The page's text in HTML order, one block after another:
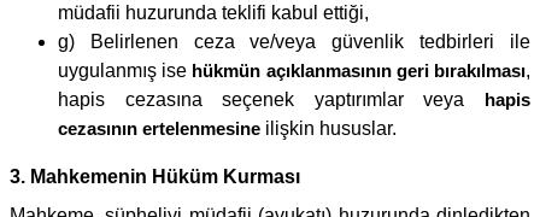
müdafii huzurunda teklifi kabul ettiği,
g) Belirlenen ceza ve/veya güvenlik tedbirleri ile
uygulanmış ise hükmün açıklanmasının geri bırakılması,
hapis cezasına seçenek yaptırımlar veya hapis
cezasının ertelenmesine ilişkin hususlar.
3. Mahkemenin Hüküm Kurması